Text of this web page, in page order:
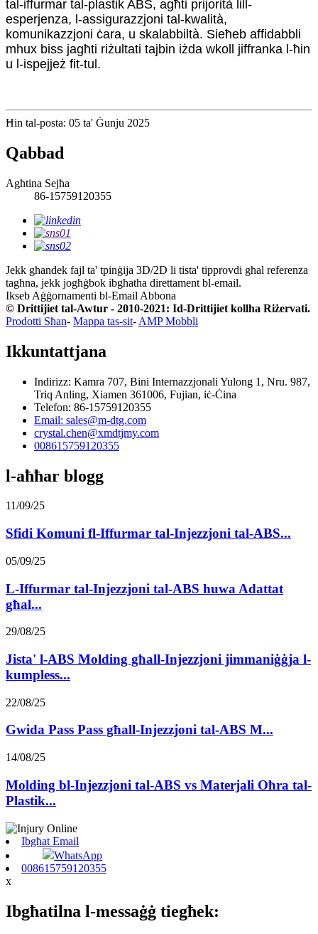
tal-iffurmar tal-plastik ABS, agħti prijorità lill-
esperjenza, l-assigurazzjoni tal-kwalità,
komunikazzjoni ċara, u skalabbiltà. Sieħeb affidabbli
mhux biss jagħti riżultati tajbin iżda wkoll jiffranka l-ħin
u l-ispejjeż fit-tul.
Ħin tal-posta: 05 ta' Ġunju 2025
Qabbad
Agħtina Sejħa
86-15759120355
Jekk għandek fajl ta' tpinġija 3D/2D li tista' tipprovdi għal referenza
tagħna, jekk jogħġbok ibgħatha direttament bl-email.
Ikseb Aġġornamenti bl-Email Abbona
© Drittijiet tal-Awtur - 2010-2021: Id-Drittijiet kollha Riżervati.
Prodotti Sħan- Mappa tas-sit- AMP Mobbli
Ikkuntattjana
Indirizz: Kamra 707, Bini Internazzjonali Yulong 1, Nru. 987,
Triq Anling, Xiamen 361006, Fujian, iċ-Ċina
Telefon: 86-15759120355
Email: sales@m-dtg.com
crystal.chen@xmdtjmy.com
008615759120355
l-aħħar blogg
11/09/25
Sfidi Komuni fl-Iffurmar tal-Injezzjoni tal-ABS...
05/09/25
L-Iffurmar tal-Injezzjoni tal-ABS huwa Adattat
għal...
29/08/25
Jista' l-ABS Molding għall-Injezzjoni jimmaniġġja l-
kumpless...
22/08/25
Gwida Pass Pass għall-Injezzjoni tal-ABS M...
14/08/25
Molding bl-Injezzjoni tal-ABS vs Materjali Oħra tal-
Plastik...
Ibgħat Email
WhatsApp
008615759120355
x
Ibgħatilna l-messaġġ tiegħek: